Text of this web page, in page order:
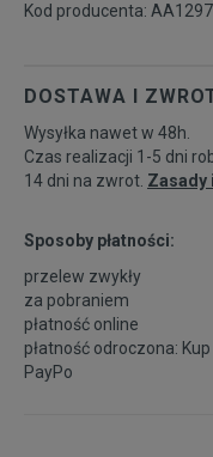
Kod producenta:
DOSTAWA I
Wysyłka nawet w 48h.
Czas realizacji 1-5 dni
14 dni na zwrot. Zasady
Sposoby płatności:
przelew zwykły
za pobraniem
płatność online
płatność odroczona:
PayPo